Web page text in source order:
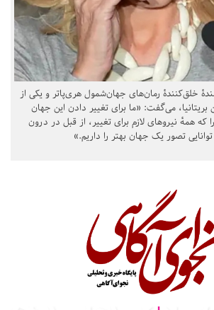
خلق‌کنندهٔ رمان‌های جهان‌شمول هری‌پاتر و یکی از
بریتانیا، می‌گفت: «ما برای تغییر دادن این جهان
که همهٔ نیروهای لازم برای تغییر، از قبل در درون
تصور یک جهان بهتر را داریم.»